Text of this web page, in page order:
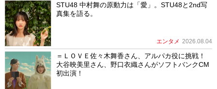
STU48 中村舞の原動力は「愛」。STU48と2nd写
真集を語る。
エンタメ 2026.08.04
＝ＬＯＶＥ佐々木舞香さん、アルパカ役に挑戦！
大谷映美里さん、野口衣織さんがソフトバンクCM
初出演！